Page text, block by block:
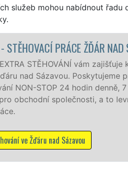
služeb mohou nabídnout řadu